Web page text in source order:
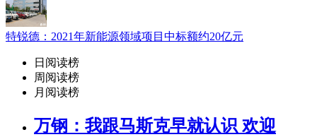
特锐德：2021年新能源领域项目中标额约20亿元
日阅读榜
周阅读榜
月阅读榜
万钢：我跟马斯克早就认识 欢迎